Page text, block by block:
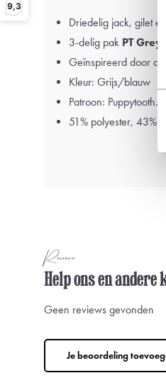
9,3
Driedelig jack, gilet en
3-delig pak PT Grey
Geïnspireerd door de
Kleur: Grijs/blauw
Patroon: Puppytooth.
51% polyester, 43%
Reviews
Help ons en
Geen reviews gevonden
Je beoordeling